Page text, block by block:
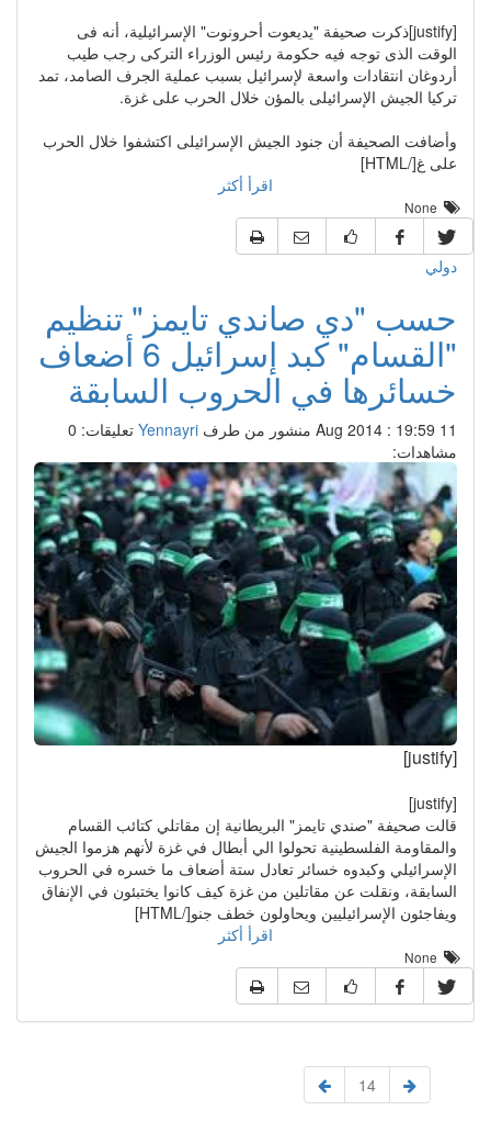
[justify]ذكرت صحيفة "يديعوت أحرونوت" الإسرائيلية، أنه فى
الوقت الذى توجه فيه حكومة رئيس الوزراء التركى رجب طيب
أردوغان انتقادات واسعة لإسرائيل بسبب عملية الجرف الصامد، تمد
تركيا الجيش الإسرائيلى بالمؤن خلال الحرب على غزة.
وأضافت الصحيفة أن جنود الجيش الإسرائيلى اكتشفوا خلال الحرب
على غ[/HTML]
اقرأ أكثر
None
دولي
حسب "دي صاندي تايمز" تنظيم
"القسام" كبد إسرائيل 6 أضعاف
خسائرها في الحروب السابقة
منشور من طرفYennayri تعليقات: 0
مشاهدات:
قالت صحيفة "صندي تايمز" البريطانية إن مقاتلي كتائب القسام
والمقاومة الفلسطينية تحولوا الي أبطال في غزة لأنهم هزموا الجيش
الإسرائيلي وكبدوه خسائر تعادل ستة أضعاف ما خسره في الحروب
السابقة، ونقلت عن مقاتلين من غزة كيف كانوا يختبئون في الإنفاق
ويفاجئون الإسرائيليين ويحاولون خطف جنو[/HTML]
اقرأ أكثر
None
14